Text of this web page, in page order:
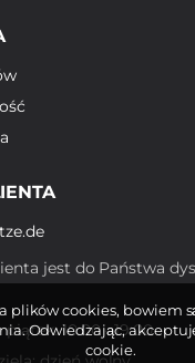
jest do Państwa
10:00 - 19:00
plików cookies, bowiem
Odwiedzając,
cookie.